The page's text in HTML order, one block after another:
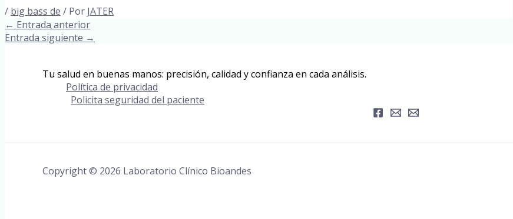
/ big bass de / Por JATER
← Entrada anterior
Entrada siguiente →
Tu salud en buenas manos: precisión, calidad y confianza en cada análisis.
Política de privacidad
Policita seguridad del paciente
Copyright © 2026 Laboratorio Clínico Bioandes